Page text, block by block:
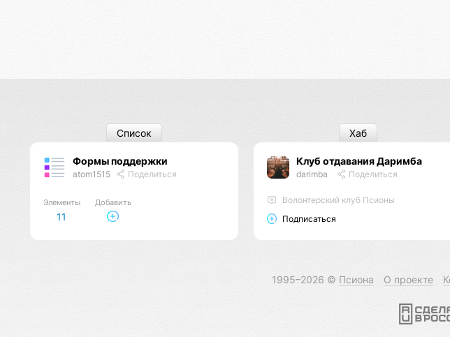
Формы поддержки
atom1515 Поделиться
Элементы
11
Добавить
Список
Клуб отдавания Даримба
darimba Поделиться
Волонтерский клуб Псионы
Подписаться
Хаб
1995–2026 © Псиона О проекте